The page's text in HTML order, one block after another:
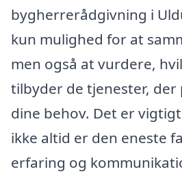
bygherrerådgivning i
kun mulighed for at
men også at vurdere,
tilbyder de tjenester, der
dine behov. Det er
ikke altid er den eneste
erfaring og